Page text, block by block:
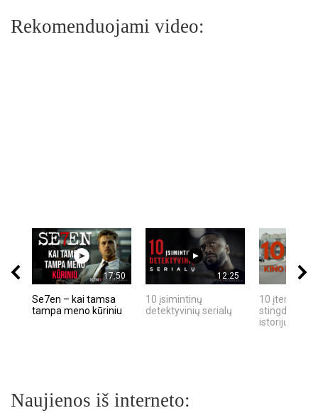
Rekomenduojami video:
17:50
Se7en – kai tamsa
tampa meno kūriniu
12:25
10 įsimintinų
detektyvinių serialų
10 įtemptų,
stingdančių
istorijų
Naujienos iš interneto: